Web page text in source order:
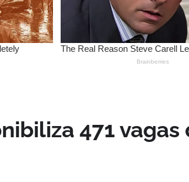
471 vagas